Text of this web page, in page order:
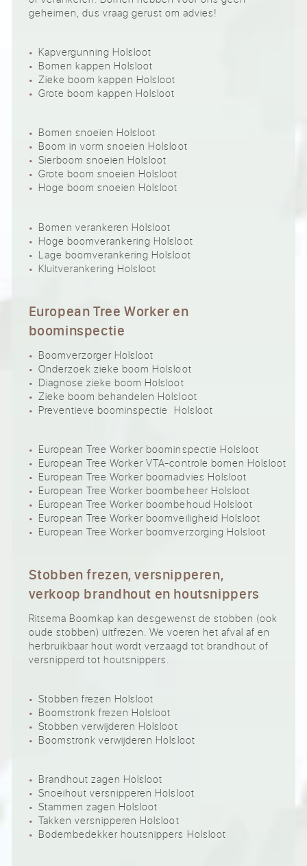
geheimen, dus vraag gerust om advies!
Kapvergunning Holsloot
Bomen kappen Holsloot
Zieke boom kappen Holsloot
Grote boom kappen Holsloot
Bomen snoeien Holsloot
Boom in vorm snoeien Holsloot
Sierboom snoeien Holsloot
Grote boom snoeien Holsloot
Hoge boom snoeien Holsloot
Bomen verankeren Holsloot
Hoge boomverankering Holsloot
Lage boomverankering Holsloot
Kluitverankering Holsloot
European Tree Worker en
boominspectie
Boomverzorger Holsloot
Onderzoek zieke boom Holsloot
Diagnose zieke boom Holsloot
Zieke boom behandelen Holsloot
Preventieve boominspectie Holsloot
European Tree Worker boominspectie Holsloot
European Tree Worker VTA-controle bomen Holsloot
European Tree Worker boomadvies Holsloot
European Tree Worker boombeheer Holsloot
European Tree Worker boombehoud Holsloot
European Tree Worker boomveiligheid Holsloot
European Tree Worker boomverzorging Holsloot
Stobben frezen, versnipperen,
verkoop brandhout en houtsnippers
Ritsema Boomkap kan desgewenst de stobben (ook
oude stobben) uitfrezen. We voeren het afval af en
herbruikbaar hout wordt verzaagd tot brandhout of
versnipperd tot houtsnippers.
Stobben frezen Holsloot
Boomstronk frezen Holsloot
Stobben verwijderen Holsloot
Boomstronk verwijderen Holsloot
Brandhout zagen Holsloot
Snoeihout versnipperen Holsloot
Stammen zagen Holsloot
Takken versnipperen Holsloot
Bodembedekker houtsnippers Holsloot